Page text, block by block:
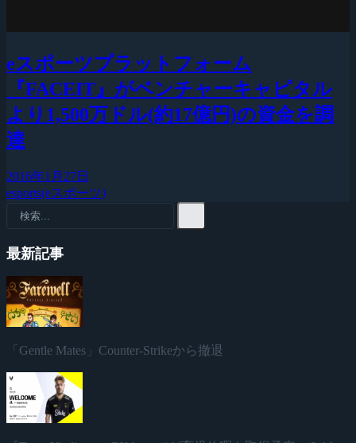
eスポーツプラットフォーム
『FACEIT』がベンチャーキャピタル
より1,500万ドル(約17億円)の資金を調
達
2016年1月27日
esports(eスポーツ)
最新記事
「Gentle Mates」Counter-Strikeから撤退